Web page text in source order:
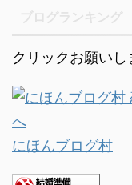
クリックお願いし
にほんブログ村